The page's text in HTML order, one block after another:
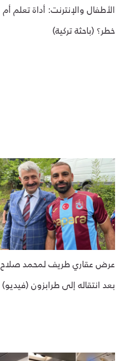
الأطفال والإنترنت: أداة تعلم أم
خطر؟ (باحثة تركية)
عرض عقاري طريف لمحمد صلاح
بعد انتقاله إلى طرابزون (فيديو)